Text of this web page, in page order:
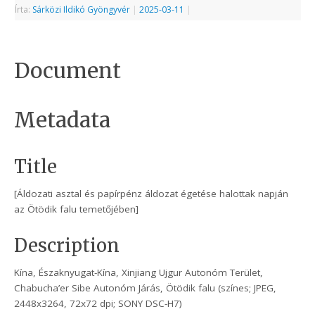
Írta: Sárközi Ildikó Gyöngyvér | 2025-03-11 |
Document
Metadata
Title
[Áldozati asztal és papírpénz áldozat égetése halottak napján
az Ötödik falu temetőjében]
Description
Kína, Északnyugat-Kína, Xinjiang Ujgur Autonóm Terület,
Chabucha’er Sibe Autonóm Járás, Ötödik falu (színes; JPEG,
2448x3264, 72x72 dpi; SONY DSC-H7)